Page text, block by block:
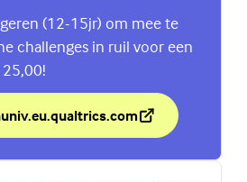
(12-15jr) om mee te
challenges in ruil voor een
accepted?